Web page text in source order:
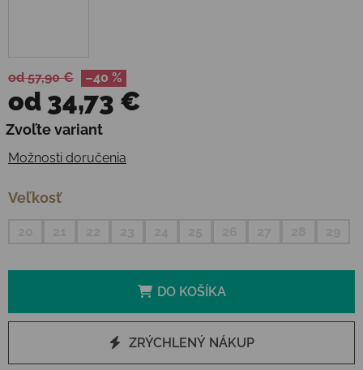
od 57,90 € –40 %
od 34,73 €
Jednotková cena:
Zvoľte variant
Možnosti doručenia
Veľkosť
DO KOŠÍKA
ZRÝCHLENÝ NÁKUP